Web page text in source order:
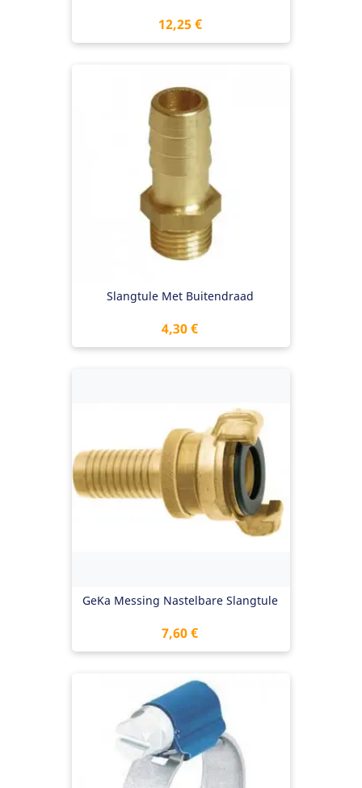
Preis
12,25 €
Slangtule Met Buitendraad
Preis
4,30 €
GeKa Messing Nastelbare Slangtule
Preis
7,60 €